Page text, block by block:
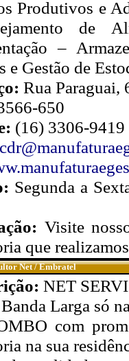
Produtivos e
de
–
e Gestão de
Rua Paraguai,
650
(16) 3306-
Segunda a
Visite
que realizamos
Net / Embratel
NET
Larga só
com
na sua